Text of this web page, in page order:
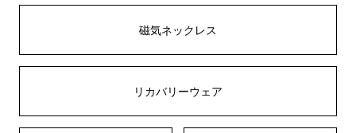
磁気ネックレス
リカバリーウェア